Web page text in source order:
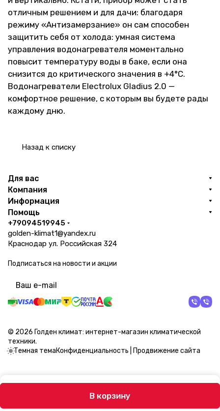
отличным решением и для дачи: благодаря
режиму «Антизамерзание» он сам способен
защитить себя от холода: умная система
управления водонагревателя моментально
повысит температуру воды в баке, если она
снизится до критического значения в +4°С.
Водонагреватели Electrolux Gladius 2.0 —
комфортное решение, с которым вы будете рады
каждому дню.
Назад к списку
В корзину
Для вас
Компания
Информация
Помощь
+79094519945
golden-klimat1@yandex.ru
Краснодар ул. Российская 324
Подписаться на новости и акции
© 2026 Голден климат: интернет-магазин климатической
техники.
Темная темаКонфиденциальность Продвижение сайта